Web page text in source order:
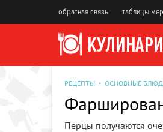
обратная связь таблицы
РЕЦЕПТЫ ОСНОВНЫЕ
Перцы получаются